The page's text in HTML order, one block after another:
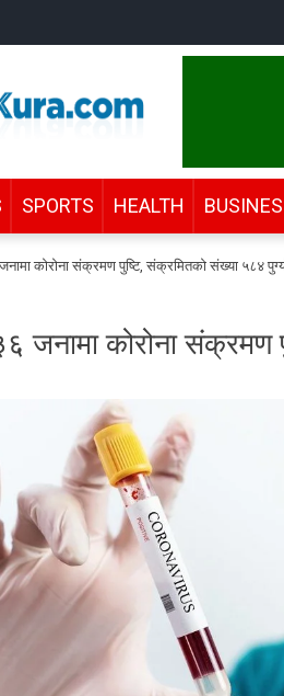
Kura
SPORTS HEALTH
कोरोना संक्रमण पुष्टि, संक्रमितको संख्या ५८४
जनामा कोरोना